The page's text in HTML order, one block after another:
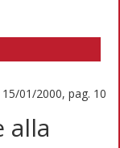
01/2000, pag. 10
alla